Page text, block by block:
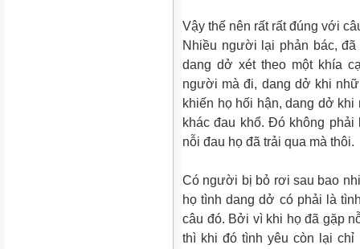
Vậy thế nên rất rất đúng với
Nhiều người lại phản bác,
dang dở xét theo một khía
người mà đi, dang dở khi
khiến họ hối hận, dang dở
khác đau khổ. Đó không
nỗi đau họ đã trải qua mà thôi.
Có người bị bỏ rơi sau bao
họ tình dang dở có phải là
câu đó. Bởi vì khi họ đã gặp
thì khi đó tình yêu còn lại